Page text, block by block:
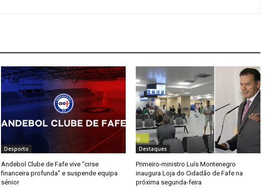
Desporto
Andebol Clube de Fafe vive “crise
financeira profunda” e suspende equipa
sénior
Destaques
Primeiro-ministro Luís Montenegro
inaugura Loja do Cidadão de Fafe na
próxima segunda-feira